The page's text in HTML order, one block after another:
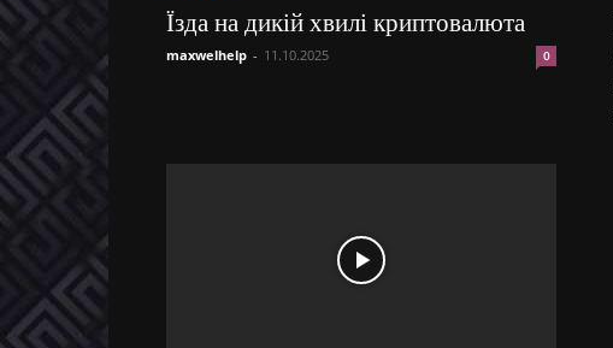
Їзда на дикій хвилі криптовалюта
maxwelhelp - 11.10.2025 0